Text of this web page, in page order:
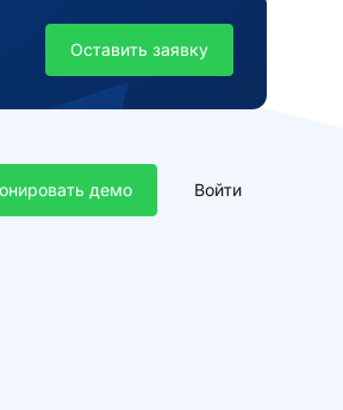
Оставить заявку
демо Войти